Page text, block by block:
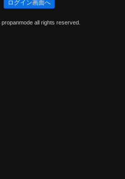
ログイン画面へ
all rights reserved.